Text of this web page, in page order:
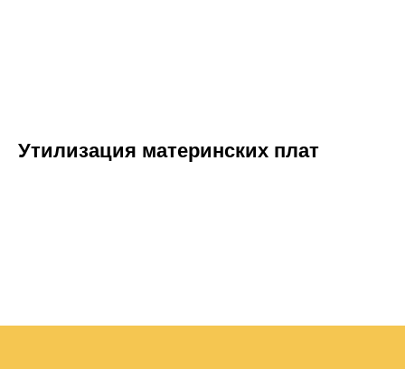
Утилизация материнских плат